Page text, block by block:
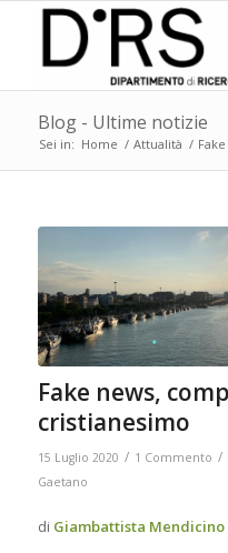
Blog - Ultime notizie
Sei in: Home / Attualità /
Fake news,
cristianesimo
15 Luglio 2020 / 1 Commento /
Gaetano
di Giambattista Mendicino